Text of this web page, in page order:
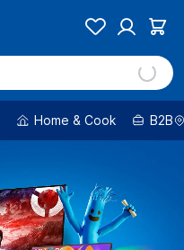
Home & Cook B2B